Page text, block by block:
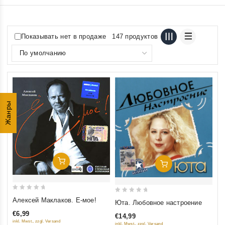
Жанры
Показывать нет в продаже 147 продуктов
Добавить В Корзину
of
Алексей Маклаков. Е-мое!
€6,99
inkl. Mwst., zzgl. Versand
Добавить В Корзину
of
Юта. Любовное настроение
€14,99
inkl. Mwst., zzgl. Versand